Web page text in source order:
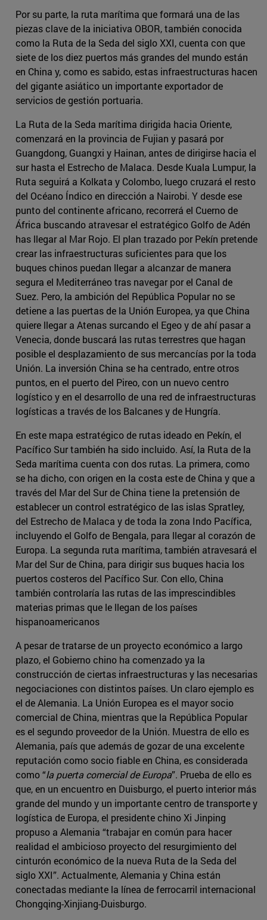
Por su parte, la ruta marítima que formará una de las
piezas clave de la iniciativa OBOR, también conocida
como la Ruta de la Seda del siglo XXI, cuenta con que
siete de los diez puertos más grandes del mundo están
en China y, como es sabido, estas infraestructuras hacen
del gigante asiático un importante exportador de
servicios de gestión portuaria.
La Ruta de la Seda marítima dirigida hacia Oriente,
comenzará en la provincia de Fujian y pasará por
Guangdong, Guangxi y Hainan, antes de dirigirse hacia el
sur hasta el Estrecho de Malaca. Desde Kuala Lumpur, la
Ruta seguirá a Kolkata y Colombo, luego cruzará el resto
del Océano Índico en dirección a Nairobi. Y desde ese
punto del continente africano, recorrerá el Cuerno de
África buscando atravesar el estratégico Golfo de Adén
has llegar al Mar Rojo. El plan trazado por Pekín pretende
crear las infraestructuras suficientes para que los
buques chinos puedan llegar a alcanzar de manera
segura el Mediterráneo tras navegar por el Canal de
Suez. Pero, la ambición del República Popular no se
detiene a las puertas de la Unión Europea, ya que China
quiere llegar a Atenas surcando el Egeo y de ahí pasar a
Venecia, donde buscará las rutas terrestres que hagan
posible el desplazamiento de sus mercancías por la toda
Unión. La inversión China se ha centrado, entre otros
puntos, en el puerto del Pireo, con un nuevo centro
logístico y en el desarrollo de una red de infraestructuras
logísticas a través de los Balcanes y de Hungría.
En este mapa estratégico de rutas ideado en Pekín, el
Pacífico Sur también ha sido incluido. Así, la Ruta de la
Seda marítima cuenta con dos rutas. La primera, como
se ha dicho, con origen en la costa este de China y que a
través del Mar del Sur de China tiene la pretensión de
establecer un control estratégico de las islas Spratley,
del Estrecho de Malaca y de toda la zona Indo Pacífica,
incluyendo el Golfo de Bengala, para llegar al corazón de
Europa. La segunda ruta marítima, también atravesará el
Mar del Sur de China, para dirigir sus buques hacia los
puertos costeros del Pacífico Sur. Con ello, China
también controlaría las rutas de las imprescindibles
materias primas que le llegan de los países
hispanoamericanos
A pesar de tratarse de un proyecto económico a largo
plazo, el Gobierno chino ha comenzado ya la
construcción de ciertas infraestructuras y las necesarias
negociaciones con distintos países. Un claro ejemplo es
el de Alemania. La Unión Europea es el mayor socio
comercial de China, mientras que la República Popular
es el segundo proveedor de la Unión. Muestra de ello es
Alemania, país que además de gozar de una excelente
reputación como socio fiable en China, es considerada
como “la puerta comercial de Europa”. Prueba de ello es
que, en un encuentro en Duisburgo, el puerto interior más
grande del mundo y un importante centro de transporte y
logística de Europa, el presidente chino Xi Jinping
propuso a Alemania “trabajar en común para hacer
realidad el ambicioso proyecto del resurgimiento del
cinturón económico de la nueva Ruta de la Seda del
siglo XXI”. Actualmente, Alemania y China están
conectadas mediante la línea de ferrocarril internacional
Chongqing-Xinjiang-Duisburgo.